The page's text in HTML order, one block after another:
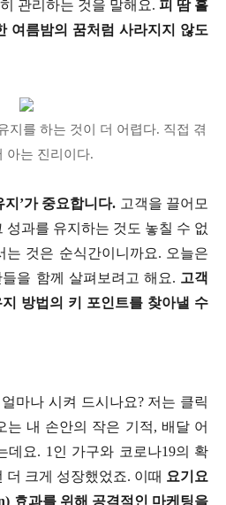
관리하는 것을 말해요. 피 땀 흘
여름밤의 꿈처럼 사라지지 않도
지를 하는 것이 더 어렵다. 직접 겪
아는 진리이다.
’가 중요합니다. 고객을 끌어모
성과를 유지하는 것도 놓칠 수 없
는 것은 순식간이니까요. 오늘은
을 함께 살펴보려고 해요. 고객
방법의 키 포인트를 찾아낼 수
마나 시켜 드시나요? 저는 클릭
는 내 손안의 작은 기적, 배달 어
데요. 1인 가구와 코로나19의 확
크게 성장했었죠. 이때 요기요
효과를 위해 공격적인 마케팅을